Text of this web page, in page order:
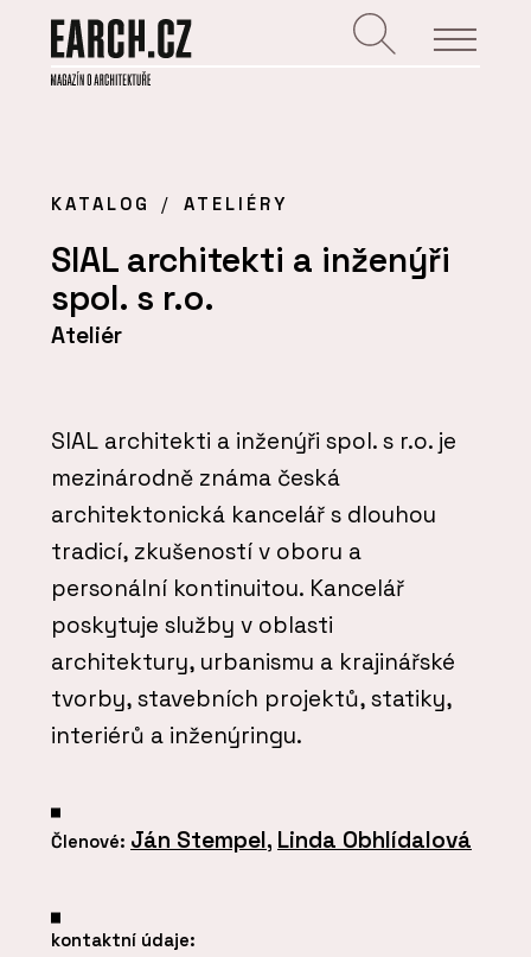
KATALOG ATELIÉRY
SIAL architekti a inženýři
spol. s r.o.
Ateliér
SIAL architekti a inženýři spol. s r.o. je
mezinárodně známa česká
architektonická kancelář s dlouhou
tradicí, zkušeností v oboru a
personální kontinuitou. Kancelář
poskytuje služby v oblasti
architektury, urbanismu a krajinářské
tvorby, stavebních projektů, statiky,
interiérů a inženýringu.
Členové: Ján Stempel, Linda Obhlídalová
kontaktní údaje: